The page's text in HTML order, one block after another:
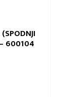
600104